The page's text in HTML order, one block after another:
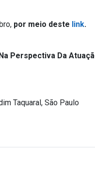
por meio deste link.
Perspectiva Da
Taquaral, São Paulo